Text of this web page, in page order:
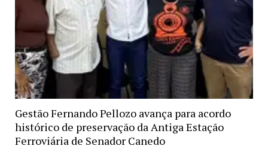
Gestão Fernando Pellozo avança para acordo
histórico de preservação da Antiga Estação
Ferroviária de Senador Canedo